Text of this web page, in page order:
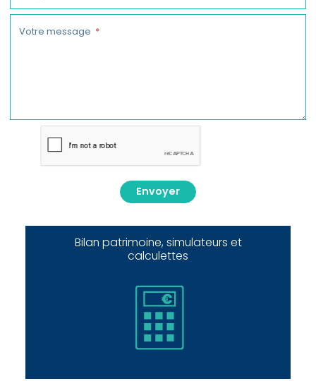
Votre message
Envoyer
Bilan patrimoine, simulateurs et
calculettes